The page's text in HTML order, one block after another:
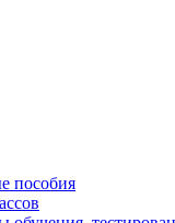
пособия